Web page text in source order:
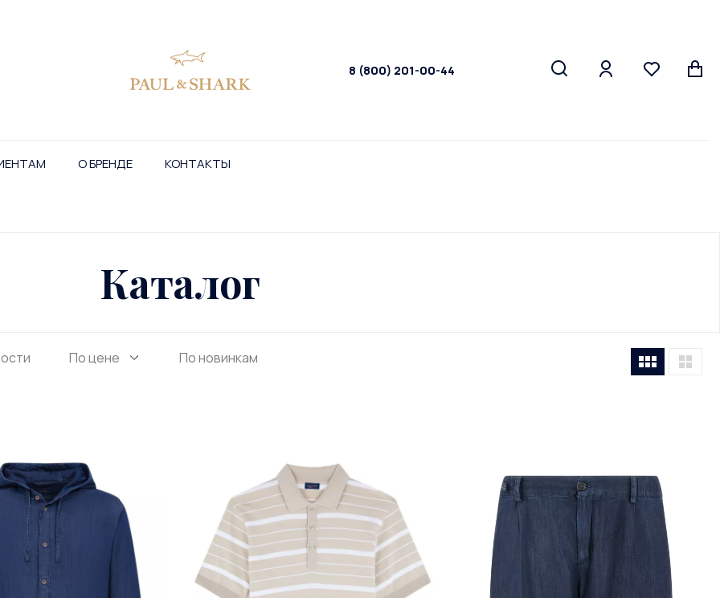
8 (800) 201-00-44
О БРЕНДЕ КОНТАКТЫ
Каталог
По цене По новинкам